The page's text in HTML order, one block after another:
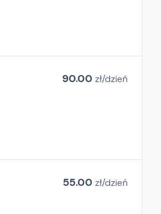
90.00 zł/dzień
55.00 zł/dzień